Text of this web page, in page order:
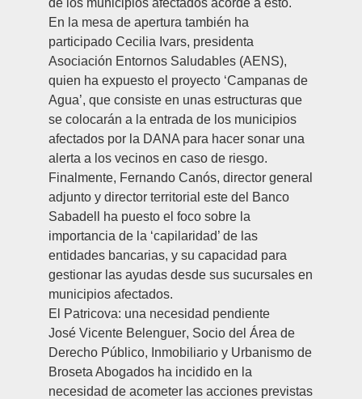
En la mesa de apertura también ha
participado Cecilia Ivars, presidenta
Asociación Entornos Saludables (AENS),
quien ha expuesto el proyecto ‘Campanas de
Agua’, que consiste en unas estructuras que
se colocarán a la entrada de los municipios
afectados por la DANA para hacer sonar una
alerta a los vecinos en caso de riesgo.
Finalmente, Fernando Canós, director general
adjunto y director territorial este del Banco
Sabadell ha puesto el foco sobre la
importancia de la ‘capilaridad’ de las
entidades bancarias, y su capacidad para
gestionar las ayudas desde sus sucursales en
municipios afectados.
El Patricova: una necesidad pendiente
José Vicente Belenguer, Socio del Área de
Derecho Público, Inmobiliario y Urbanismo de
Broseta Abogados ha incidido en la
necesidad de acometer las acciones previstas